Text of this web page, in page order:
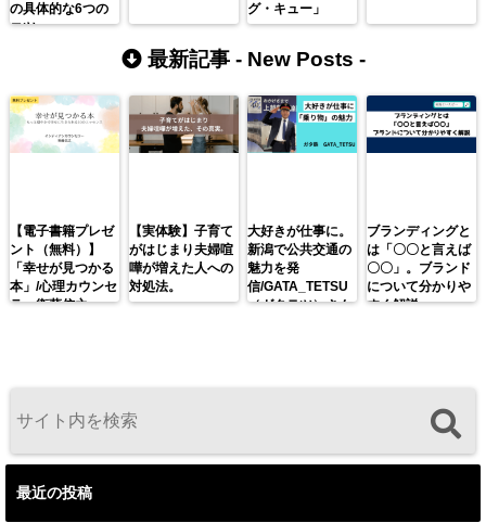
の具体的な6つの
コツ。
グ・キュー」
最新記事 - New Posts -
【電子書籍プレゼ
ント（無料）】
「幸せが見つかる
本」/心理カウンセ
ラー衛藤信之
【実体験】子育て
がはじまり夫婦喧
嘩が増えた人への
対処法。
大好きが仕事に。
新潟で公共交通の
魅力を発
信/GATA_TETSU
（ガタテツ）さん
ブランディングと
は「〇〇と言えば
〇〇」。ブランド
について分かりや
すく解説。
最近の投稿